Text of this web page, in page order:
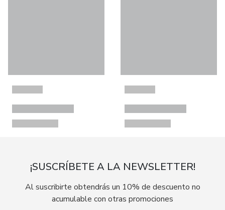
¡SUSCRÍBETE A LA NEWSLETTER!
Al suscribirte obtendrás un 10% de descuento no
acumulable con otras promociones